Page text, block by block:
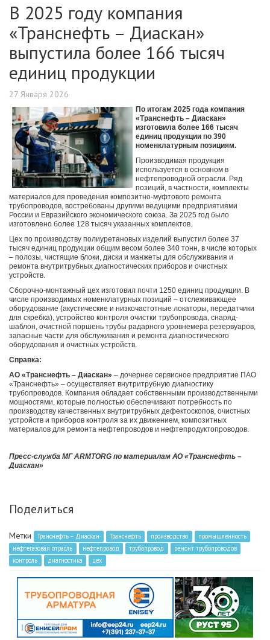
В 2025 году компания
«Транснефть – Диаскан»
выпустила более 166 тысяч
единиц продукции
27 Января 2026
По итогам 2025 года компания
«Транснефть – Диаскан»
изготовила более 166 тысяч
единиц продукции по 390
номенклатурным позициям.
Производимая продукция
используется в основном в
нефтепроводной отрасли. Ряд
позиций, в частности, комплекты
материалов для проведения композитно-муфтового ремонта
трубопроводов, востребованы другими ведущими предприятиями
России и Евразийского экономического союза. За 2025 год было
изготовлено более 128 тысяч указанных комплектов.
Цех по производству полиуретановых изделий выпустил более 37
тысяч единиц продукции общим весом более 340 тонн, в числе которых
– полозы, чистящие блоки, диски и манжеты для обслуживания и
ремонта внутритрубных диагностических приборов и очистных
устройств.
Сборочно-монтажный цех изготовил почти 1250 единиц продукции. В
числе производимых номенклатурных позиций – отслеживающее
оборудование (акустические и низкочастотные локаторы, передатчики
для скребка), устройство контроля очистки трубопровода, снаряд-
шаблон, очистной поршень трубы радарного уровнемера резервуаров,
запасные части для обслуживания и ремонта диагностического
оборудования и очистных устройств.
Справка:
АО «Транснефть – Диаскан» – дочернее сервисное предприятие ПАО
«Транснефть» – осуществляет внутритрубную диагностику
трубопроводов. Компания обладает собственными производственными
мощностями, которые полностью обеспечивают потребность по
производству качественных внутритрубных дефектоскопов, очистных
устройств и приборов контроля за их движением, композитных
материалов для ремонта нефтепроводов и нефтепродуктопроводов.
Пресс-служба МГ ARMTORG по материалам АО «Транснефть –
Диаскан»
Поделиться
Метки Транснефть – Диаскан Транснефть производство
промышленность
нефтегазовая отрасль
нефтепровод трубопровод
ремонт трубопроводов
контроль
диагностика цех